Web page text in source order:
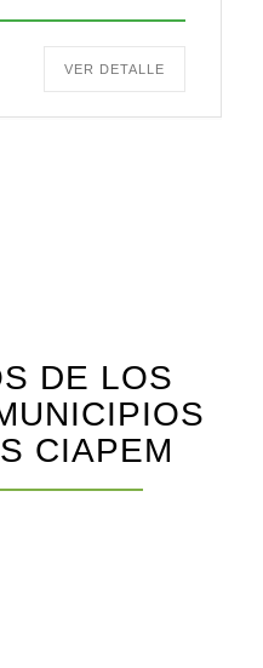
VER DETALLE
DE LOS
CIAPEM